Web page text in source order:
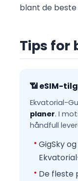
blant de
Tips for
📶 eSIM-
Ekvatorial-
planer. I
håndfull
GigSky
De fleste